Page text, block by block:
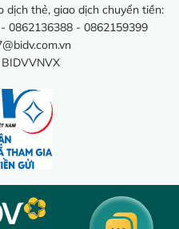
dịch thẻ, giao dịch chuyển tiền:
0862136388 - 0862159399